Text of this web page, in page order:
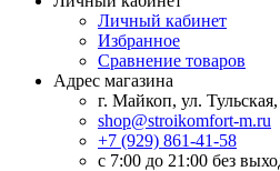
Личный кабинет
Избранное
Сравнение товаров
Адрес магазина
г. Майкоп, ул.
shop@stroikomfort-m.ru
+7 (929) 861-41-58
с 7:00 до 21:00 без